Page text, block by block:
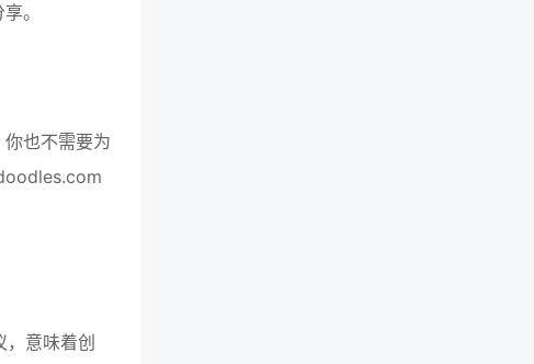
。
也不需要为
，意味着创